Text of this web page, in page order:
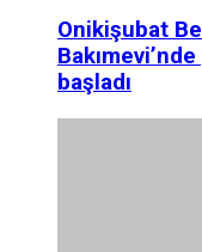
Onikişubat
başladı